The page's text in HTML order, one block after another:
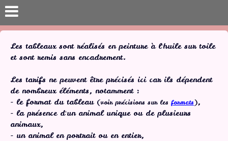
Les tableaux sont réalisés en peinture à l'huile sur toile
et sont remis sans encadrement.
Les tarifs ne peuvent être précisés ici car ils dépendent
de nombreux éléments, notamment :
- le format du tableau (voir précisions sur les formats),
- la présence d'un animal unique ou de plusieurs
animaux,
- un animal en portrait ou en entier,